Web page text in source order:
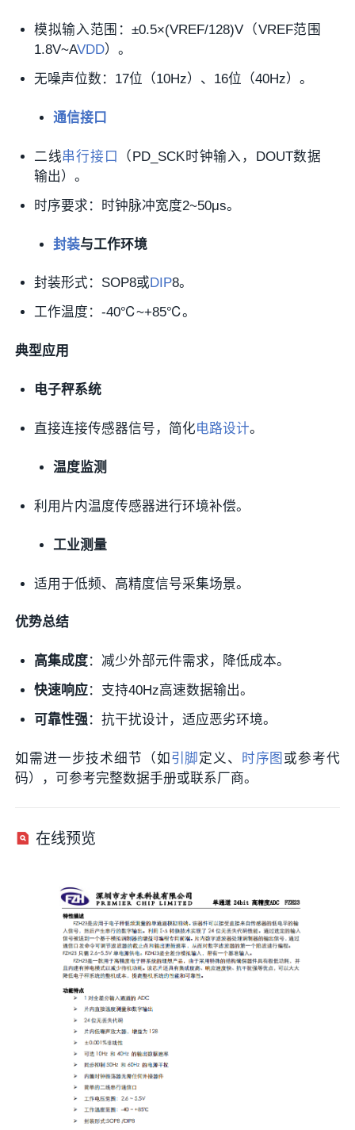
模拟输入范围：±0.5×(VREF/128)V（VREF范围
1.8V~AVDD）。
无噪声位数：17位（10Hz）、16位（40Hz）。
通信接口
二线串行接口
（PD_SCK时钟输入，DOUT数据
输出）。
时序要求：时钟脉冲宽度2~50μs。
封装与工作环境
封装形式：SOP8或 DIP8。
工作温度：-40℃~+85℃。
典型应用
电子秤系统
直接连接传感器信号，简化电路设计。
温度监测
利用片内温度传感器进行环境补偿。
工业测量
适用于低频、高精度信号采集场景。
优势总结
高集成度：减少外部元件需求，降低成本。
快速响应：支持40Hz高速数据输出。
可靠性强 ：抗干扰设计，适应恶劣环境。
如需进一步技术细节（如 引脚定义、 时序图 或参考代
码），可参考完整数据手册或联系厂商。
在线预览